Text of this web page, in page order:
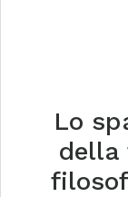
Lo
della